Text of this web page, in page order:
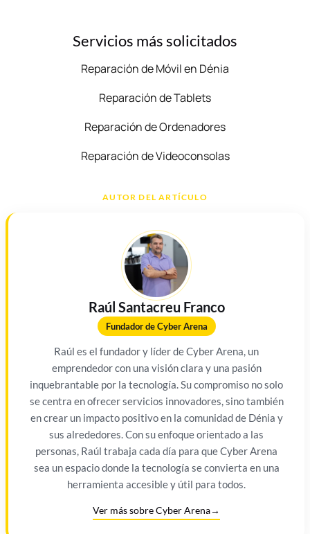
Servicios más solicitados
Reparación de Móvil en Dénia
Reparación de Tablets
Reparación de Ordenadores
Reparación de Videoconsolas
AUTOR DEL ARTÍCULO
Raúl Santacreu Franco
Fundador de Cyber Arena
Raúl es el fundador y líder de Cyber Arena, un
emprendedor con una visión clara y una pasión
inquebrantable por la tecnología. Su compromiso no solo
se centra en ofrecer servicios innovadores, sino también
en crear un impacto positivo en la comunidad de Dénia y
sus alrededores. Con su enfoque orientado a las
personas, Raúl trabaja cada día para que Cyber Arena
sea un espacio donde la tecnología se convierta en una
herramienta accesible y útil para todos.
Ver más sobre Cyber Arena→